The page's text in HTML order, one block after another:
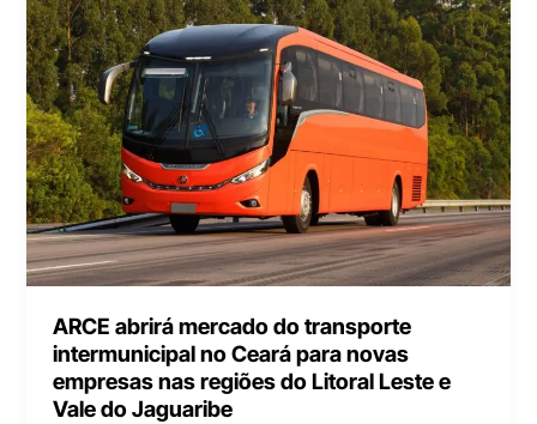
ARCE abrirá mercado do transporte
intermunicipal no Ceará para novas
empresas nas regiões do Litoral Leste e
Vale do Jaguaribe